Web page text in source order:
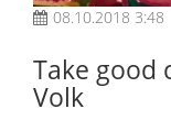
08.10.2018 3:48
Take good
Volk